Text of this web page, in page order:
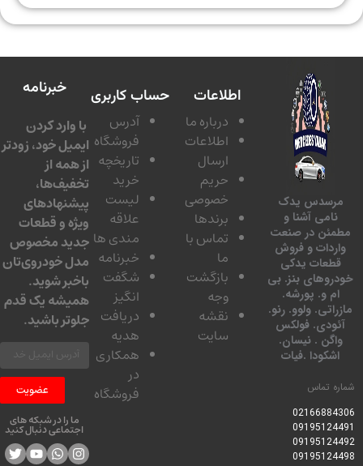
یدک
آشنا و
در صنعت
و فروش
یدکی
بنز. بی
و. پورشه.
ولوو. رنو.
فولکس
. نیسان.
.فیات
تماس
اطلاعات
درباره ما
اطلاعات
ارسال
حریم
خصوصی
برندها
تماس با
بازگشت
نقشه
سایت
حساب کاربری
آدرس
فروشگاه
تاریخچه
لیست
مندی ها
خبرنامه
شگفت
دریافت
همکاری
فروشگاه
خبرنامه
با وارد کردن
ایمیل خود، زودتر
از همه از
تخفیف‌ها،
پیشنهادهای
ویژه و قطعات
جدید مخصوص
مدل خودروی‌تان
باخبر شوید.
همیشه یک قدم
جلوتر باشید.
عضویت
ما را در شبکه های
اجتماعی دنبال کنید